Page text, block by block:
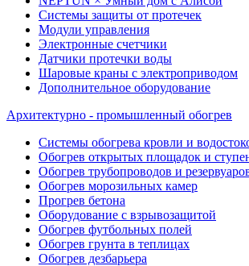
Системы защиты от протечек
Модули управления
Электронные счетчики
Датчики протечки воды
Шаровые краны с электроприводом
Дополнительное оборудование
Архитектурно - промышленный обогрев
Системы обогрева кровли и
Обогрев открытых площадок и
Обогрев трубопроводов и
Обогрев морозильных камер
Прогрев бетона
Оборудование с взрывозащитой
Обогрев футбольных полей
Обогрев грунта в теплицах
Обогрев дезбарьера